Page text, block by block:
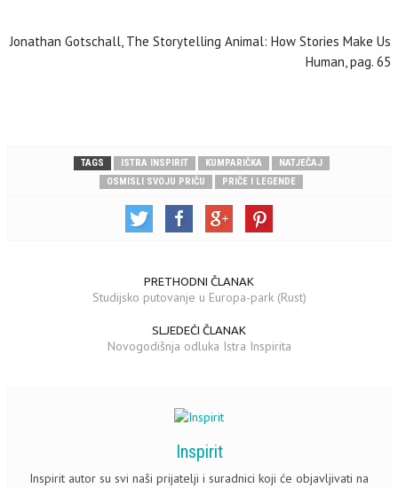
Jonathan Gotschall, The Storytelling Animal: How Stories Make Us
Human, pag. 65
TAGS ISTRA INSPIRIT KUMPARIČKA
NATJEČAJ
OSMISLI SVOJU PRIČU
PRIČE I LEGENDE
PRETHODNI ČLANAK
Studijsko putovanje u Europa-park (Rust)
SLJEDEĆI ČLANAK
Novogodišnja odluka Istra Inspirita
Inspirit
Inspirit autor su svi naši prijatelji i suradnici koji će objavljivati na